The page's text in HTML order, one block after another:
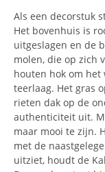
Als een decorstuk
Het bovenhuis is
uitgeslagen en de
molen, die op zich
houten hok om
teerlaag. Het gras
rieten dak op de
authenticiteit uit.
maar mooi te zijn.
met de
uitziet, houdt de